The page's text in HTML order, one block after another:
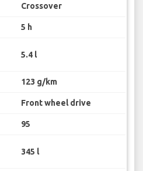
Crossover
5 h
5.4 l
123 g/km
Front wheel drive
95
345 l